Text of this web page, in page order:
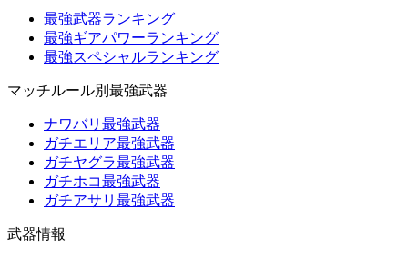
最強武器ランキング
最強ギアパワーランキング
最強スペシャルランキング
マッチルール別最強武器
ナワバリ最強武器
ガチエリア最強武器
ガチヤグラ最強武器
ガチホコ最強武器
ガチアサリ最強武器
武器情報